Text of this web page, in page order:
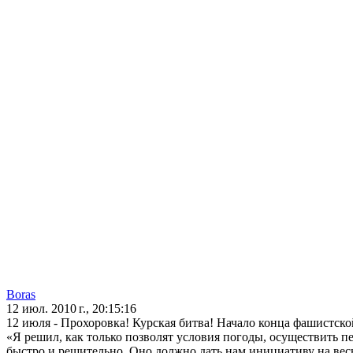
Boras
12 июл. 2010 г., 20:15:16
12 июля - Прохоровка! Курская битва! Начало конца
«Я решил, как только позволят условия погоды,